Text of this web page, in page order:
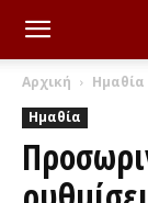
Αρχική
Ημαθία
Ημαθία